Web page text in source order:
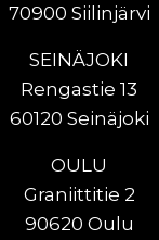
70900 Siilinjärvi
SEINÄJOKI
Rengastie 13
60120 Seinäjoki
OULU
Graniittitie 2
90620 Oulu